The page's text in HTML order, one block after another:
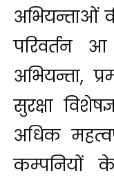
अभियन्ताओं
परिवर्तन
अभियन्ता,
सुरक्षा
अधिक
कम्पनियों